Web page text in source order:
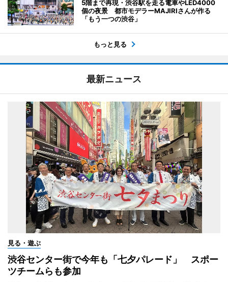
5階まで再現・渋谷駅を走る電車やLED4000
個の夜景 都市モデラーMAJIRIさんが作る
「もう一つの渋谷」
もっと見る
最新ニュース
見る・遊ぶ
渋谷センター街で今年も「七夕パレード」 スポー
ツチームらも参加